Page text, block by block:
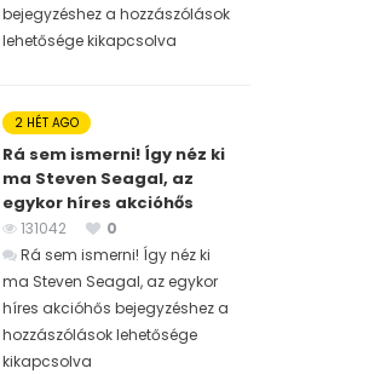
bejegyzéshez a hozzászólások
lehetősége kikapcsolva
2 HÉT AGO
Rá sem ismerni! Így néz ki
ma Steven Seagal, az
egykor híres akcióhős
131042
0
Rá sem ismerni! Így néz ki
ma Steven Seagal, az egykor
híres akcióhős bejegyzéshez a
hozzászólások lehetősége
kikapcsolva